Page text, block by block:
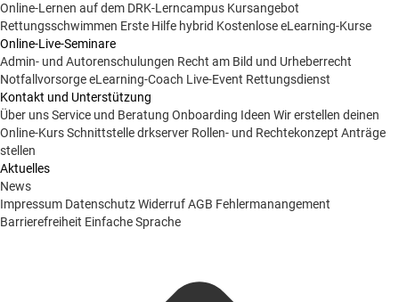
Online-Lernen auf dem DRK-Lerncampus Kursangebot
Rettungsschwimmen Erste Hilfe hybrid Kostenlose eLearning-Kurse
Online-Live-Seminare
Admin- und Autorenschulungen Recht am Bild und Urheberrecht
NotfallvorsorgeeLearning-Coach Live-Event Rettungsdienst
Kontakt und Unterstützung
Über unsService und Beratung Onboarding Ideen Wir erstellen deinen
Online-KursSchnittstelle drkserver Rollen- und Rechtekonzept Anträge
stellen
Aktuelles
News
Impressum DatenschutzWiderrufAGB Fehlermanangement
Barrierefreiheit Einfache Sprache